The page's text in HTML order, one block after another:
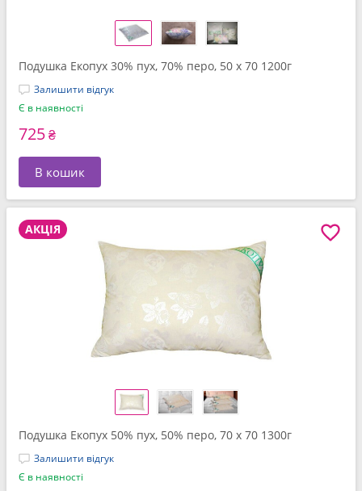
Подушка Екопух 30% пух, 70% перо, 50 x 70 1200г
Залишити відгук
Є в наявності
725₴
В кошик
АКЦІЯ
Подушка Екопух 50% пух, 50% перо, 70 x 70 1300г
Залишити відгук
Є в наявності